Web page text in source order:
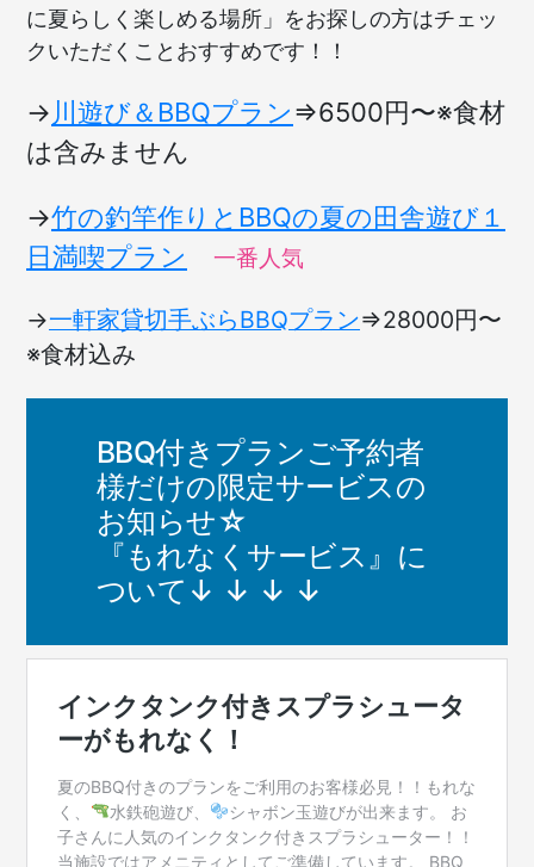
に夏らしく楽しめる場所」をお探しの方はチェッ
クいただくことおすすめです！！
→ 川遊び＆BBQプラン=>6500円〜※食材
は含みません
→竹の釣竿作りとBBQの夏の田舎遊び１
日満喫プラン
一番人気
→一軒家貸切手ぶらBBQプラン=>28000円〜
※食材込み
BBQ付きプランご予約者
様だけの限定サービスの
お知らせ☆
『もれなくサービス』に
ついて↓ ↓ ↓ ↓